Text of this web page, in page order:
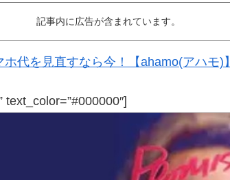
記事内に広告が含まれています。
ホ代を見直すなら今！【ahamo(アハモ)】
text_color=”#000000″]